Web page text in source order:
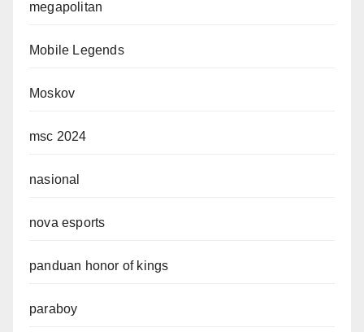
megapolitan
Mobile Legends
Moskov
msc 2024
nasional
nova esports
panduan honor of kings
paraboy